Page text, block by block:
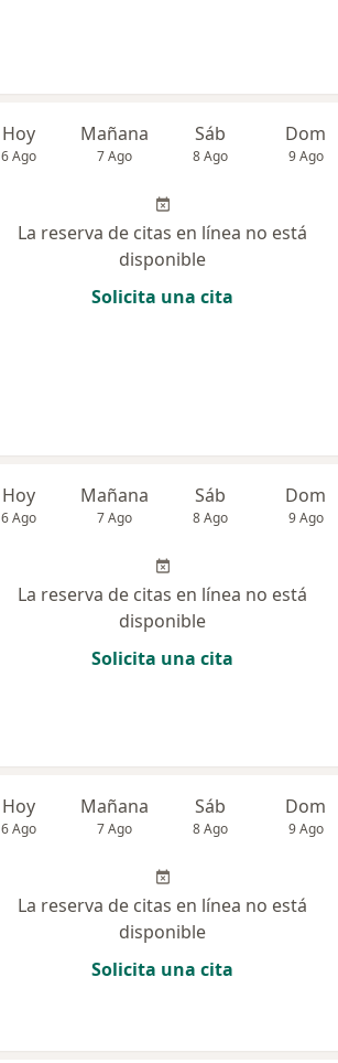
Hoy
6 Ago
Mañana
7 Ago
Sáb
8 Ago
Dom
9 Ago
La reserva de citas en línea no está
disponible
Solicita una cita
Hoy
6 Ago
Mañana
7 Ago
Sáb
8 Ago
Dom
9 Ago
La reserva de citas en línea no está
disponible
Solicita una cita
Hoy
6 Ago
Mañana
7 Ago
Sáb
8 Ago
Dom
9 Ago
La reserva de citas en línea no está
disponible
Solicita una cita